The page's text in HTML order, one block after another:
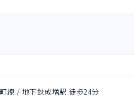
線 / 地下鉄成増駅 徒歩24分